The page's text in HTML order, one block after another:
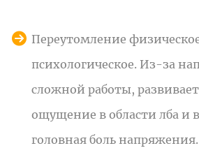
Переутомление
психологическое. Из-за
сложной работы,
ощущение в области лба и
головная боль